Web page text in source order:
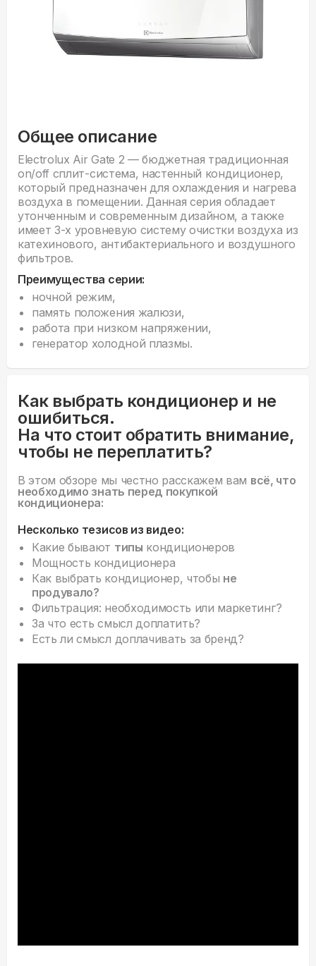
Общее описание
Electrolux Air Gate 2 — бюджетная традиционная
on/off сплит-система, настенный кондиционер,
который предназначен для охлаждения и нагрева
воздуха в помещении. Данная серия обладает
утонченным и современным дизайном, а также
имеет 3-х уровневую систему очистки воздуха из
катехинового, антибактериального и воздушного
фильтров.
Преимущества серии:
ночной режим,
память положения жалюзи,
работа при низком напряжении,
генератор холодной плазмы.
Как выбрать кондиционер и не
ошибиться.
На что стоит обратить внимание,
чтобы не переплатить?
В этом обзоре мы честно расскажем вам всё, что
необходимо знать перед покупкой
кондиционера:
Несколько тезисов из видео:
Какие бывают типы кондиционеров
Мощность кондиционера
Как выбрать кондиционер, чтобы не
продувало?
Фильтрация: необходимость или маркетинг?
За что есть смысл доплатить?
Есть ли смысл доплачивать за бренд?